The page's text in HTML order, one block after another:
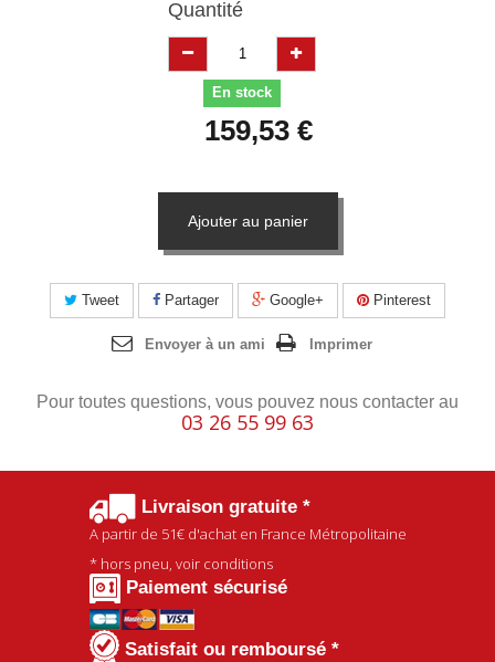
Quantité
En stock
159,53 €
Ajouter au panier
Tweet Partager Google+ Pinterest
Envoyer à un ami Imprimer
Pour toutes questions, vous pouvez nous contacter au
03 26 55 99 63
Livraison gratuite *
A partir de 51€d'achat en France Métropolitaine
* hors pneu, voir conditions
Paiement sécurisé
Satisfait ou remboursé *